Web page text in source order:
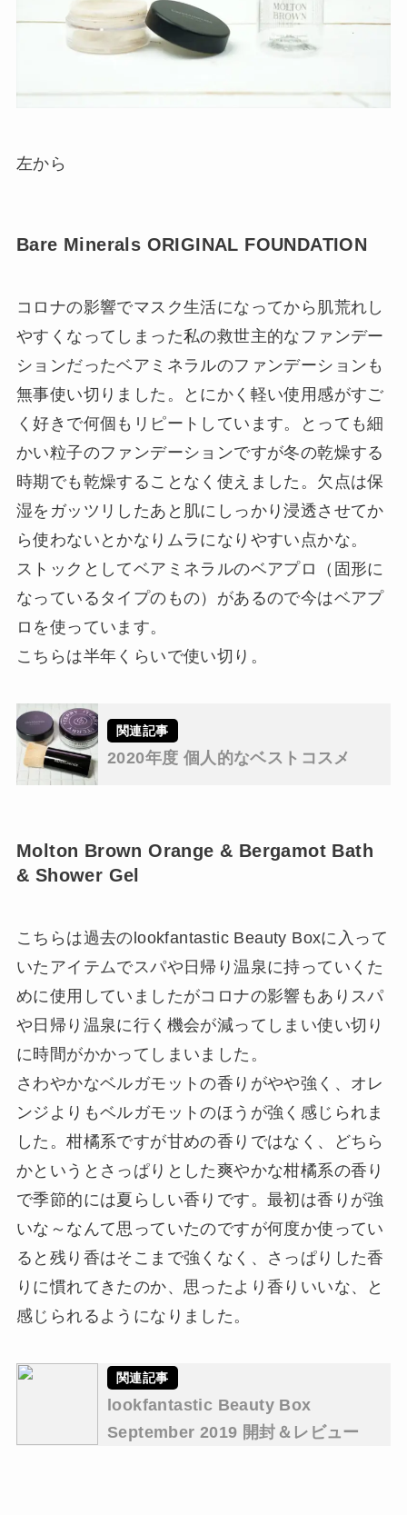
左から
Bare Minerals ORIGINAL FOUNDATION
コロナの影響でマスク生活になってから肌荒れし
やすくなってしまった私の救世主的なファンデー
ションだったベアミネラルのファンデーションも
無事使い切りました。とにかく軽い使用感がすご
く好きで何個もリピートしています。とっても細
かい粒子のファンデーションですが冬の乾燥する
時期でも乾燥することなく使えました。欠点は保
湿をガッツリしたあと肌にしっかり浸透させてか
ら使わないとかなりムラになりやすい点かな。
ストックとしてベアミネラルのベアプロ（固形に
なっているタイプのもの）があるので今はベアプ
ロを使っています。
こちらは半年くらいで使い切り。
2020年度 個人的なベストコスメ
Molton Brown Orange & Bergamot Bath
& Shower Gel
こちらは過去のlookfantastic Beauty Boxに入って
いたアイテムでスパや日帰り温泉に持っていくた
めに使用していましたがコロナの影響もありスパ
や日帰り温泉に行く機会が減ってしまい使い切り
に時間がかかってしまいました。
さわやかなベルガモットの香りがやや強く、オレ
ンジよりもベルガモットのほうが強く感じられま
した。柑橘系ですが甘めの香りではなく、どちら
かというとさっぱりとした爽やかな柑橘系の香り
で季節的には夏らしい香りです。最初は香りが強
いな～なんて思っていたのですが何度か使ってい
ると残り香はそこまで強くなく、さっぱりした香
りに慣れてきたのか、思ったより香りいいな、と
感じられるようになりました。
lookfantastic Beauty Box
September 2019 開封＆レビュー